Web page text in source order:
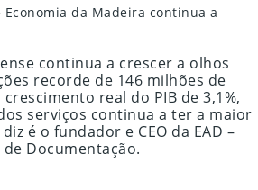
Economia da Madeira continua a
continua a crescer a olhos
recorde de 146 milhões de
real do PIB de 3,1%,
serviços continua a ter a maior
é o fundador e CEO da EAD –
Documentação.